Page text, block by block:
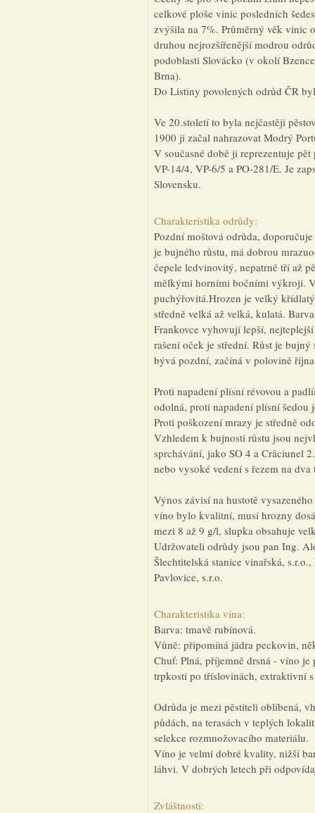
celkové ploše vinic posledních
zvýšila na 7%. Průměrný věk vinic
druhou nejrozšířenější modrou
podoblasti Slovácko (v okolí
Brna).
Do Listiny povolených odrůd ČR
Ve 20.století to byla nejčastěji
1900 ji začal nahrazovat Modrý
V současné době ji reprezentuje
VP-14/4, VP-6/5 a PO-281/E. Je
Slovensku.
Charakteristika odrůdy:
Pozdní moštová odrůda,
je bujného růstu, má dobrou
čepele ledvinovitý, nepatrně tří až
mělkými horními bočními výkroji.
puchýřovitá.Hrozen je velký
středně velká až velká, kulatá.
Frankovce vyhovují lepší,
rašení oček je střední. Růst je
bývá pozdní, začíná v polovině
Proti napadení plísní révovou a
odolná, proti napadení plísní šedou
Proti poškození mrazy je středně
Vzhledem k bujnosti růstu jsou
sprchávání, jako SO 4 a Crâciunel
nebo vysoké vedení s řezem na
Výnos závisí na hustotě
víno bylo kvalitní, musí hrozny
mezi 8 až 9 g/l, slupka obsahuje
Udržovateli odrůdy jsou pan Ing.
Šlechtitelská stanice vinařská,
Pavlovice, s.r.o.
Charakteristika vína:
Barva: tmavě rubínová.
Vůně: připomíná jádra peckovin,
Chuť: Plná, příjemně drsná - víno
trpkostí po tříslovinách, extraktivní
Odrůda je mezi pěstiteli oblíbená,
půdách, na terasách v teplých
selekce rozmnožovacího materiálu.
Víno je velmi dobré kvality, nižší
láhvi. V dobrých letech při
Zvláštnosti: